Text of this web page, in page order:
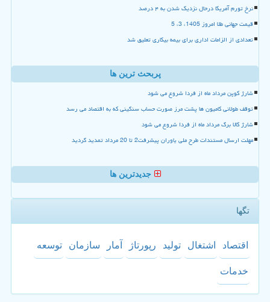
نرخ تورم آمریکا درحال نزدیک شدن به ۴ درصد
قیمت جهانی طلا امروز 1405، 3، 5
تعدادی از الزامات اداری برای بیمه بیکاری تعلیق شد
پربحث ترین ها
شارژ کوپن مرداد ماه از فردا شروع می شود
توقف طولانی کامیون ها پشت مرز صورت حساب سنگینی که به اقتصاد می رسد
شارژ کالا برگ مرداد ماه از فردا شروع می شود
مهلت ارسال مستندات طرح ملی یاوران پیشرفت2 تا 20 مرداد تمدید گردید
جدیدترین ها
تگها
اقتصاد اشتغال تولید رپورتاژ آمار سازمان توسعه
خدمات